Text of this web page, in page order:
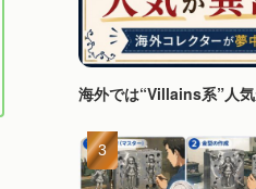
海外では“Villains系”人